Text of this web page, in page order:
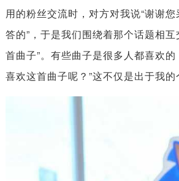
用的粉丝交流时，对方对我说“谢谢
答的”，于是我们围绕着那个话题相
首曲子”。有些曲子是很多人都喜欢
喜欢这首曲子呢？”这不仅是出于我